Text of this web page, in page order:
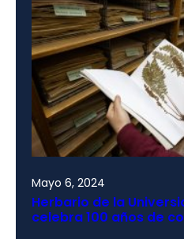
Mayo 6, 2024
Herbario de la
celebra 100 años de